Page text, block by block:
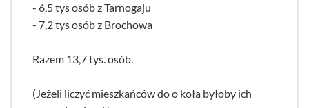
- 6,5 tys osób z Tarnogaju
- 7,2 tys osób z Brochowa
Razem 13,7 tys. osób.
(Jeżeli liczyć mieszkańców do o koła byłoby ich